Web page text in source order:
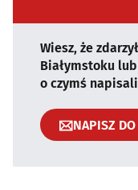
Wiesz, że
Białymstoku
o czymś
NAPISZ